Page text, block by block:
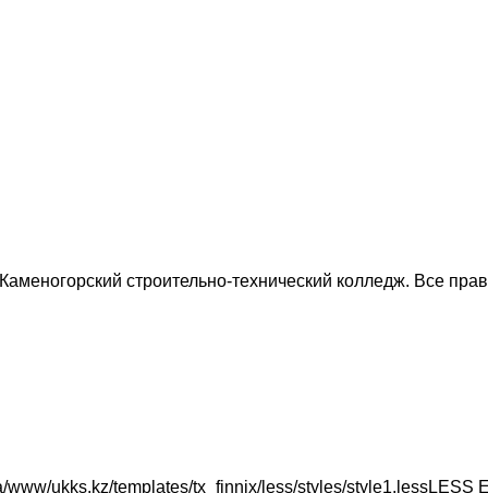
строительно-технический колледж. Все
ukks.kz/templates/tx_finnix/less/styles/style1.lessLESS